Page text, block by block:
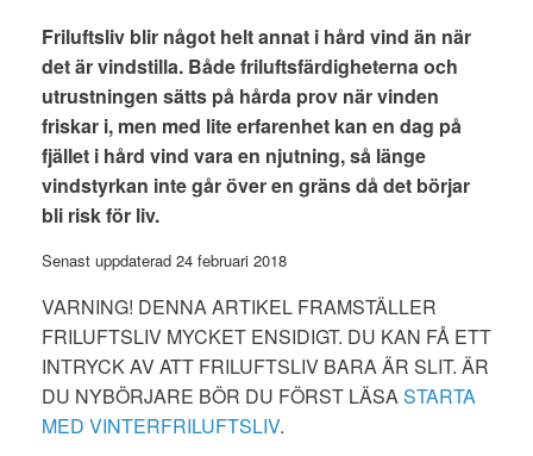
Friluftsliv blir något helt annat i hård vind än när
det är vindstilla. Både friluftsfärdigheterna och
utrustningen sätts på hårda prov när vinden
friskar i, men med lite erfarenhet kan en dag på
fjället i hård vind vara en njutning, så länge
vindstyrkan inte går över en gräns då det börjar
bli risk för liv.
Senast uppdaterad 24 februari 2018
VARNING! DENNA ARTIKEL FRAMSTÄLLER
FRILUFTSLIV MYCKET ENSIDIGT. DU KAN FÅ ETT
INTRYCK AV ATT FRILUFTSLIV BARA ÄR SLIT. ÄR
DU NYBÖRJARE BÖR DU FÖRST LÄSASTARTA
MED VINTERFRILUFTSLIV.